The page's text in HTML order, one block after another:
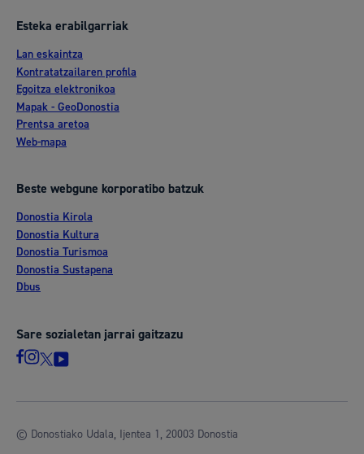
Esteka erabilgarriak
Lan eskaintza
Kontratatzailaren profila
Egoitza elektronikoa
Mapak - GeoDonostia
Prentsa aretoa
Web-mapa
Beste webgune korporatibo batzuk
Donostia Kirola
Donostia Kultura
Donostia Turismoa
Donostia Sustapena
Dbus
Sare sozialetan jarrai gaitzazu
© Donostiako Udala, Ijentea 1, 20003 Donostia